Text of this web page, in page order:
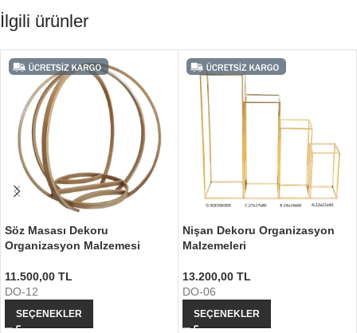
İlgili ürünler
Söz Masası Dekoru
Organizasyon Malzemesi
11.500,00 TL
DO-12
SEÇENEKLER
Nişan Dekoru Organizasyon
Malzemeleri
13.200,00 TL
DO-06
SEÇENEKLER